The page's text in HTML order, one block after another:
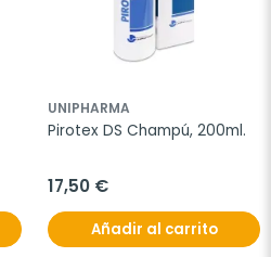
UNIPHARMA
Pirotex DS Champú, 200ml.
17,50 €
Añadir al carrito